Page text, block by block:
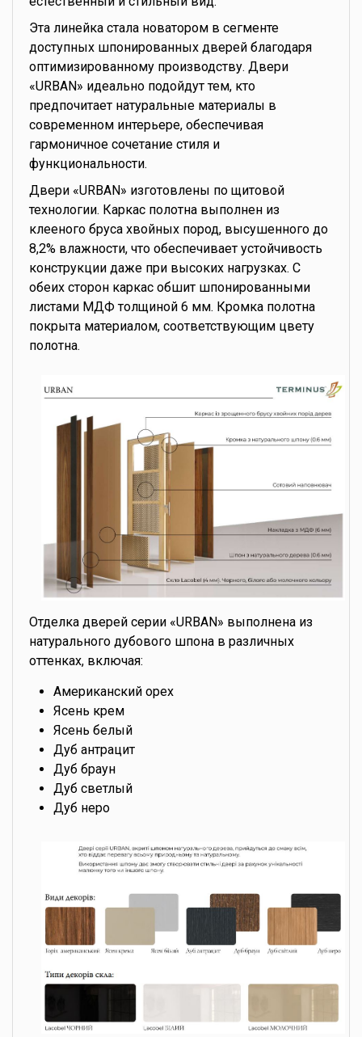
Эта линейка стала новатором в сегменте
доступных шпонированных дверей благодаря
оптимизированному производству. Двери
«URBAN» идеально подойдут тем, кто
предпочитает натуральные материалы в
современном интерьере, обеспечивая
гармоничное сочетание стиля и
функциональности.
Двери «URBAN» изготовлены по щитовой
технологии. Каркас полотна выполнен из
клееного бруса хвойных пород, высушенного до
8,2% влажности, что обеспечивает устойчивость
конструкции даже при высоких нагрузках. С
обеих сторон каркас обшит шпонированными
листами МДФ толщиной 6 мм. Кромка полотна
покрыта материалом, соответствующим цвету
полотна.
Отделка дверей серии «URBAN» выполнена из
натурального дубового шпона в различных
оттенках, включая:
Американский орех
Ясень крем
Ясень белый
Дуб антрацит
Дуб браун
Дуб светлый
Дуб неро